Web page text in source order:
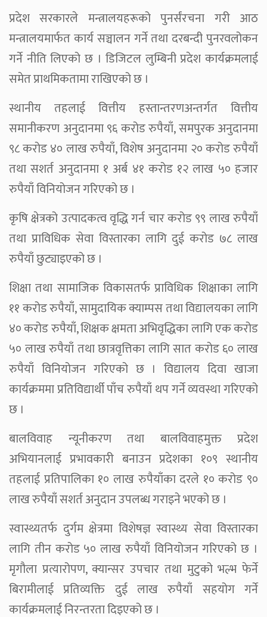
प्रदेश सरकारले मन्त्रालयहरूको पुनर्संरचना गरी आठ
मन्त्रालयमार्फत कार्य सञ्चालन गर्ने तथा दरबन्दी पुनरवलोकन
गर्ने नीति लिएको छ । डिजिटल लुम्बिनी प्रदेश कार्यक्रमलाई
समेत प्राथमिकतामा राखिएको छ ।
स्थानीय तहलाई वित्तीय हस्तान्तरणअन्तर्गत वित्तीय
समानीकरण अनुदानमा ९६ करोड रुपैयाँ, समपुरक अनुदानमा
९८ करोड ४० लाख रुपैयाँ, विशेष अनुदानमा २० करोड रुपैयाँ
तथा सशर्त अनुदानमा १ अर्ब ४१ करोड १२ लाख ५० हजार
रुपैयाँ विनियोजन गरिएको छ ।
कृषि क्षेत्रको उत्पादकत्व वृद्धि गर्न चार करोड ९९ लाख रुपैयाँ
तथा प्राविधिक सेवा विस्तारका लागि दुई करोड ७८ लाख
रुपैयाँ छुट्याइएको छ ।
शिक्षा तथा सामाजिक विकासतर्फ प्राविधिक शिक्षाका लागि
११ करोड रुपैयाँ, सामुदायिक क्याम्पस तथा विद्यालयका लागि
४० करोड रुपैयाँ, शिक्षक क्षमता अभिवृद्धिका लागि एक करोड
५० लाख रुपैयाँ तथा छात्रवृत्तिका लागि सात करोड ६० लाख
रुपैयाँ विनियोजन गरिएको छ । विद्यालय दिवा खाजा
कार्यक्रममा प्रतिविद्यार्थी पाँच रुपैयाँ थप गर्ने व्यवस्था गरिएको
छ ।
बालविवाह न्यूनीकरण तथा बालविवाहमुक्त प्रदेश
अभियानलाई प्रभावकारी बनाउन प्रदेशका १०९ स्थानीय
तहलाई प्रतिपालिका १० लाख रुपैयाँका दरले १० करोड ९०
लाख रुपैयाँ सशर्त अनुदान उपलब्ध गराइने भएको छ ।
स्वास्थ्यतर्फ दुर्गम क्षेत्रमा विशेषज्ञ स्वास्थ्य सेवा विस्तारका
लागि तीन करोड ५० लाख रुपैयाँ विनियोजन गरिएको छ ।
मृगौला प्रत्यारोपण, क्यान्सर उपचार तथा मुटुको भल्भ फेर्ने
बिरामीलाई प्रतिव्यक्ति दुई लाख रुपैयाँ सहयोग गर्ने
कार्यक्रमलाई निरन्तरता दिइएको छ ।